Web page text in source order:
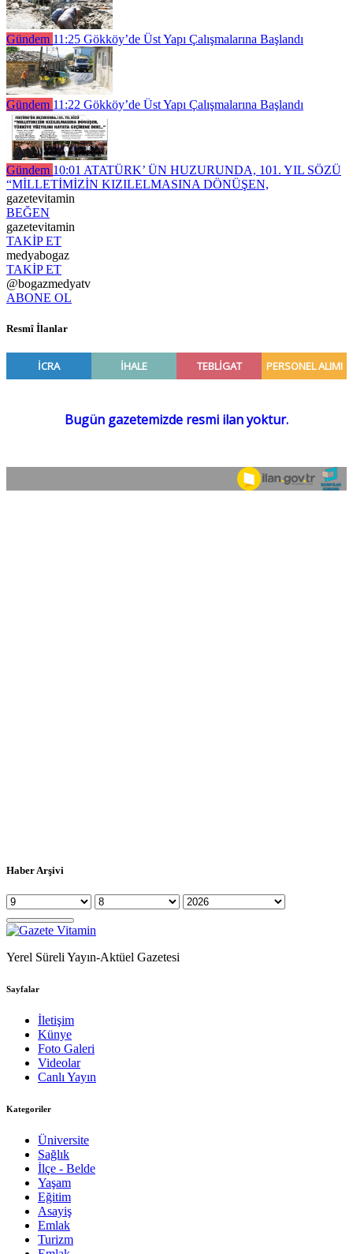
Gündem 11:25 Gökköy’de Üst Yapı Çalışmalarına Başlandı
Gündem 11:22 Gökköy’de Üst Yapı Çalışmalarına Başlandı
Gündem 10:01 ATATÜRK’ ÜN HUZURUNDA, 101. YIL SÖZÜ
“MİLLETİMİZİN KIZILELMASINA DÖNÜŞEN,
gazetevitamin
BEĞEN
gazetevitamin
TAKİP ET
medyabogaz
TAKİP ET
@bogazmedyatv
ABONE OL
Resmî İlanlar
Haber Arşivi
Yerel Süreli Yayın-Aktüel Gazetesi
Sayfalar
İletişim
Künye
Foto Galeri
Videolar
Canlı Yayın
Kategoriler
Üniversite
Sağlık
İlçe - Belde
Yaşam
Eğitim
Asayiş
Emlak
Turizm